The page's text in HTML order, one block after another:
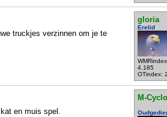
gloria
Erelid
4.185
OTindex:
truckjes verzinnen om je te
M-
en muis spel.